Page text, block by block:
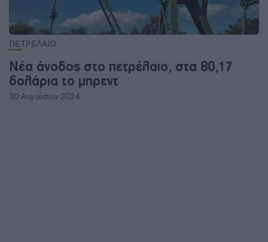
ΠΕΤΡΕΛΑΙΟ
Νέα άνοδος στο πετρέλαιο, στα 80,17
δολάρια το μπρεντ
30 Αυγούστου 2024